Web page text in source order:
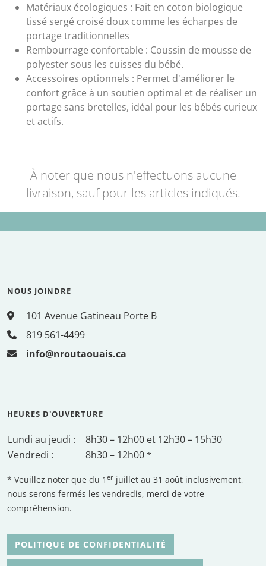
Matériaux écologiques : Fait en coton biologique
tissé sergé croisé doux comme les écharpes de
portage traditionnelles
Rembourrage confortable : Coussin de mousse de
polyester sous les cuisses du bébé.
Accessoires optionnels : Permet d'améliorer le
confort grâce à un soutien optimal et de réaliser un
portage sans bretelles, idéal pour les bébés curieux
et actifs.
À noter que nous n'effectuons aucune
livraison, sauf pour les articles indiqués.
NOUS JOINDRE
101 Avenue Gatineau Porte B
819 561-4499
info@nroutaouais.ca
HEURES D'OUVERTURE
Lundi au jeudi :
8h30 – 12h00 et 12h30 – 15h30
Vendredi :
8h30 – 12h00 *
* Veuillez noter que du 1 er juillet au 31 août inclusivement,
nous serons fermés les vendredis, merci de votre
compréhension.
POLITIQUE DE CONFIDENTIALITÉ